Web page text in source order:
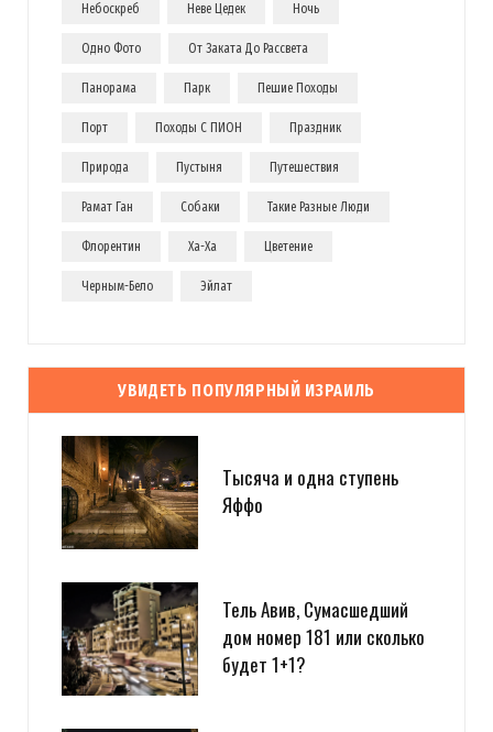
Небоскреб Неве Цедек Ночь
Одно Фото От Заката До Рассвета
Панорама Парк Пешие Походы
Порт Походы С ПИОН Праздник
Природа Пустыня Путешествия
Рамат Ган Собаки Такие Разные Люди
Флорентин Ха-Ха Цветение
Черным-Бело Эйлат
УВИДЕТЬ ПОПУЛЯРНЫЙ ИЗРАИЛЬ
Тысяча и одна ступень
Яффо
Тель Авив, Сумасшедший
дом номер 181 или сколько
будет 1+1?